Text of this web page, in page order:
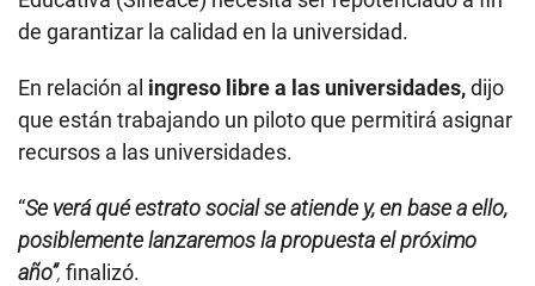
de garantizar la calidad en la universidad.
En relación al ingreso libre a las universidades,dijo
que están trabajando un piloto que permitirá asignar
recursos a las universidades.
“Se verá qué estrato social se atiende y, en base a ello,
posiblemente lanzaremos la propuesta el próximo
año”, finalizó.